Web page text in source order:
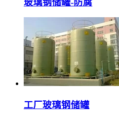
玻璃钢储罐-防腐
工厂玻璃钢储罐